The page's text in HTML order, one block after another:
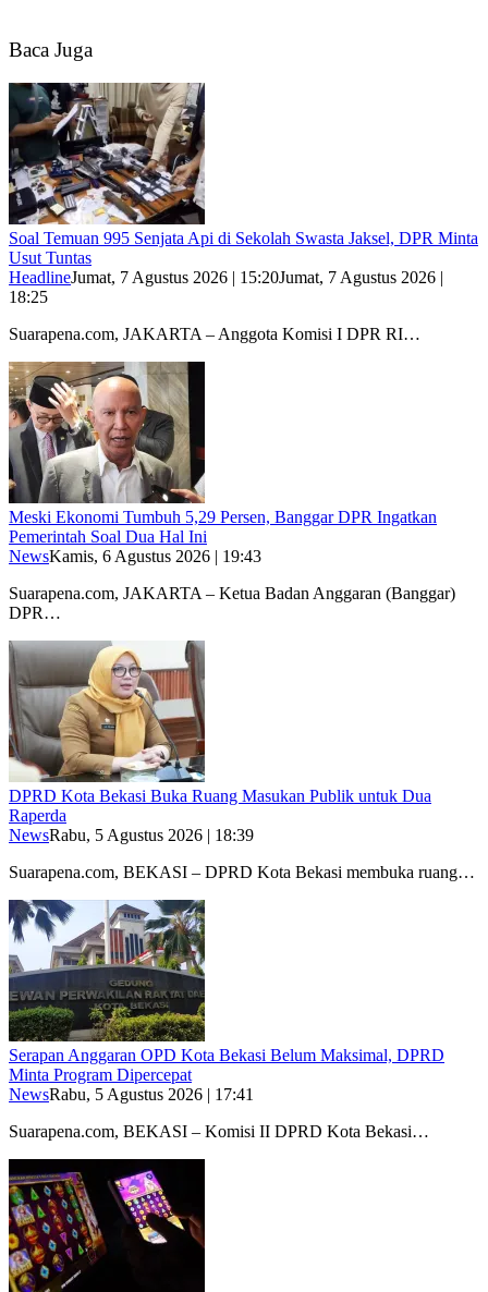
Baca Juga
Soal Temuan 995 Senjata Api di Sekolah Swasta Jaksel, DPR Minta
Usut Tuntas
HeadlineJumat, 7 Agustus 2026 | 15:20Jumat, 7 Agustus 2026 |
18:25
Suarapena.com, JAKARTA – Anggota Komisi I DPR RI…
Meski Ekonomi Tumbuh 5,29 Persen, Banggar DPR Ingatkan
Pemerintah Soal Dua Hal Ini
NewsKamis, 6 Agustus 2026 | 19:43
Suarapena.com, JAKARTA – Ketua Badan Anggaran (Banggar)
DPR…
DPRD Kota Bekasi Buka Ruang Masukan Publik untuk Dua
Raperda
NewsRabu, 5 Agustus 2026 | 18:39
Suarapena.com, BEKASI – DPRD Kota Bekasi membuka ruang…
Serapan Anggaran OPD Kota Bekasi Belum Maksimal, DPRD
Minta Program Dipercepat
NewsRabu, 5 Agustus 2026 | 17:41
Suarapena.com, BEKASI – Komisi II DPRD Kota Bekasi…